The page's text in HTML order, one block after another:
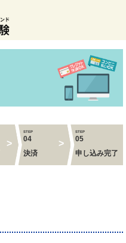
STEP
04
決済
STEP
05
申し込み完了